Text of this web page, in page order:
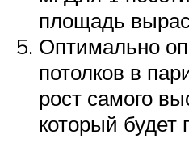
площадь
Оптимально
потолков в
рост самого
который